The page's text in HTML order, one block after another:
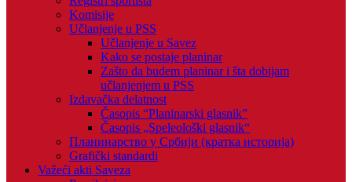
Komisije
Učlanjenje u PSS
Učlanjenje u Savez
Kako se postaje planinar
Zašto da budem planinar i šta dobijam
učlanjenjem u PSS
Izdavačka delatnost
Časopis “Planinarski glasnik”
Časopis „Speleološki glasnik“
Планинарство у Србији (кратка историја)
Grafički standardi
Važeći akti Saveza